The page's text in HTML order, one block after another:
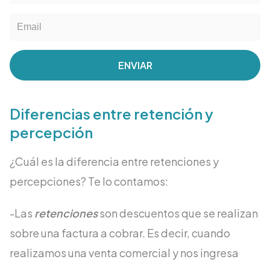
ENVIAR
Diferencias entre retención y
percepción
¿Cuál es la diferencia entre retenciones y
percepciones? Te lo contamos:
-Las retencionesson descuentos que se realizan
sobre una factura a cobrar. Es decir, cuando
realizamos una venta comercial y nos ingresa